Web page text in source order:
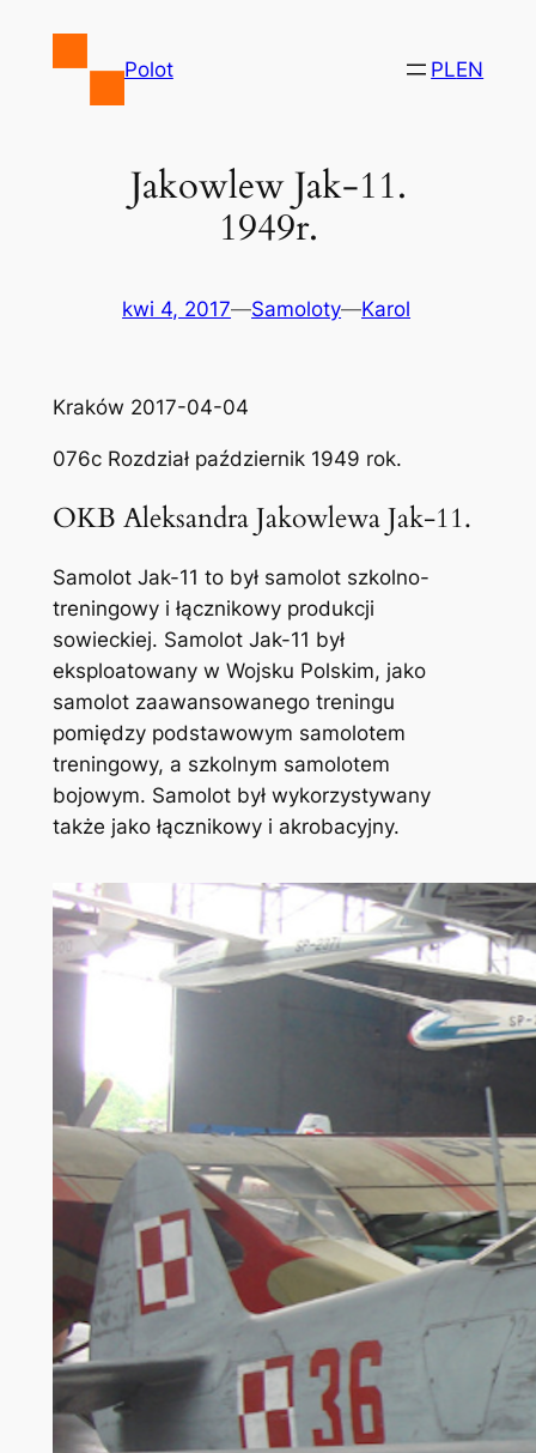
Polot PLEN
Jakowlew Jak-11.
1949r.
kwi 4, 2017—Samoloty—Karol
Kraków 2017-04-04
076c Rozdział październik 1949 rok.
OKB Aleksandra Jakowlewa Jak-11.
Samolot Jak-11 to był samolot szkolno-
treningowy i łącznikowy produkcji
sowieckiej. Samolot Jak-11 był
eksploatowany w Wojsku Polskim, jako
samolot zaawansowanego treningu
pomiędzy podstawowym samolotem
treningowy, a szkolnym samolotem
bojowym. Samolot był wykorzystywany
także jako łącznikowy i akrobacyjny.